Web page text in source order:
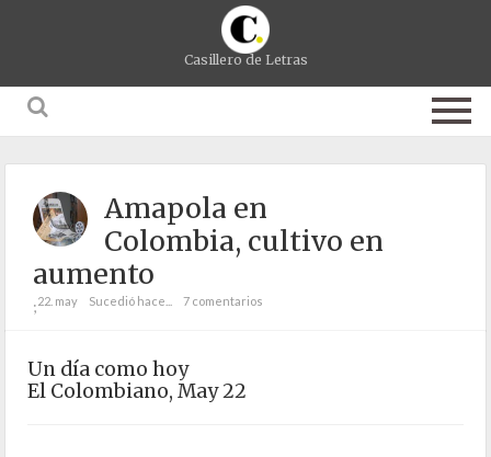
Casillero de Letras
Amapola en
Colombia, cultivo en
aumento
;22. may Sucedió hace... 7 comentarios
Un día como hoy
El Colombiano, May 22